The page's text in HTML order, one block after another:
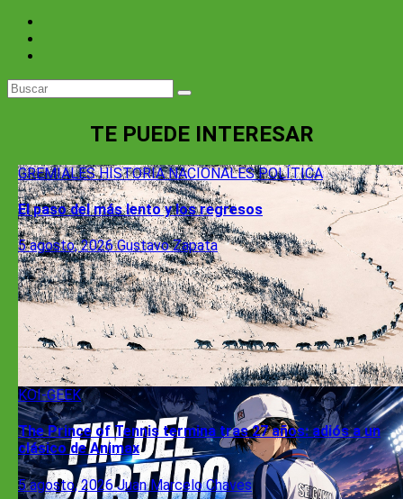
TE PUEDE INTERESAR
GREMIALESHISTORIANACIONALESPOLÍTICA
El paso del más lento y los regresos
5 agosto, 2026Gustavo Zapata
KOI-GEEK
The Prince of Tennis termina tras 27 años: adiós a un
clásico de Animax
5 agosto, 2026Juan Marcelo Chaves